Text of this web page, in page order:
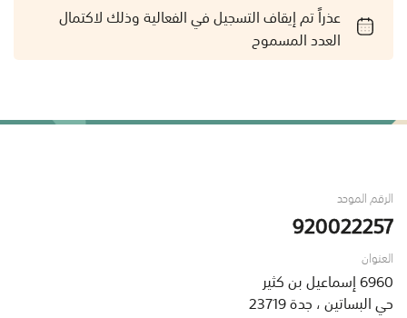
عذراً تم إيقاف التسجيل في الفعالية وذلك لاكتمال
العدد المسموح
الرقم الموحد
920022257
العنوان
6960 إسماعيل بن كثير
حي البساتين ، جدة 23719